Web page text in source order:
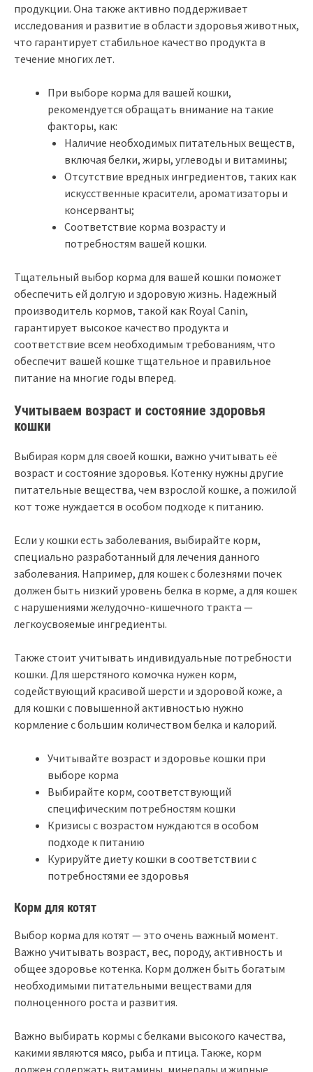
продукции. Она также активно поддерживает
исследования и развитие в области здоровья животных,
что гарантирует стабильное качество продукта в
течение многих лет.
При выборе корма для вашей кошки,
рекомендуется обращать внимание на такие
факторы, как:
Наличие необходимых питательных веществ,
включая белки, жиры, углеводы и витамины;
Отсутствие вредных ингредиентов, таких как
искусственные красители, ароматизаторы и
консерванты;
Соответствие корма возрасту и
потребностям вашей кошки.
Тщательный выбор корма для вашей кошки поможет
обеспечить ей долгую и здоровую жизнь. Надежный
производитель кормов, такой как Royal Canin,
гарантирует высокое качество продукта и
соответствие всем необходимым требованиям, что
обеспечит вашей кошке тщательное и правильное
питание на многие годы вперед.
Учитываем возраст и состояние здоровья
кошки
Выбирая корм для своей кошки, важно учитывать её
возраст и состояние здоровья. Котенку нужны другие
питательные вещества, чем взрослой кошке, а пожилой
кот тоже нуждается в особом подходе к питанию.
Если у кошки есть заболевания, выбирайте корм,
специально разработанный для лечения данного
заболевания. Например, для кошек с болезнями почек
должен быть низкий уровень белка в корме, а для кошек
с нарушениями желудочно-кишечного тракта —
легкоусвояемые ингредиенты.
Также стоит учитывать индивидуальные потребности
кошки. Для шерстяного комочка нужен корм,
содействующий красивой шерсти и здоровой коже, а
для кошки с повышенной активностью нужно
кормление с большим количеством белка и калорий.
Учитывайте возраст и здоровье кошки при
выборе корма
Выбирайте корм, соответствующий
специфическим потребностям кошки
Кризисы с возрастом нуждаются в особом
подходе к питанию
Курируйте диету кошки в соответствии с
потребностями ее здоровья
Корм для котят
Выбор корма для котят — это очень важный момент.
Важно учитывать возраст, вес, породу, активность и
общее здоровье котенка. Корм должен быть богатым
необходимыми питательными веществами для
полноценного роста и развития.
Важно выбирать кормы с белками высокого качества,
какими являются мясо, рыба и птица. Также, корм
должен содержать витамины, минералы и жирные